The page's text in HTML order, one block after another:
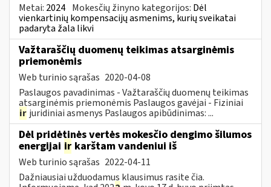
Metai: 2024 Mokesčių žinyno kategorijos: Dėl
vienkartinių kompensacijų asmenims, kurių sveikatai
padaryta žala likvi
Važtaraščių duomenų teikimas atsarginėmis
priemonėmis
Web turinio sąrašas 2020-04-08
Paslaugos pavadinimas - Važtaraščių duomenų teikimas
atsarginėmis priemonėmis Paslaugos gavėjai - Fiziniai
ir juridiniai asmenys Paslaugos apibūdinimas: ...
Dėl pridėtinės vertės mokesčio dengimo šilumos
energijai ir karštam vandeniui iš
Web turinio sąrašas 2022-04-11
Dažniausiai užduodamus klausimus rasite čia.